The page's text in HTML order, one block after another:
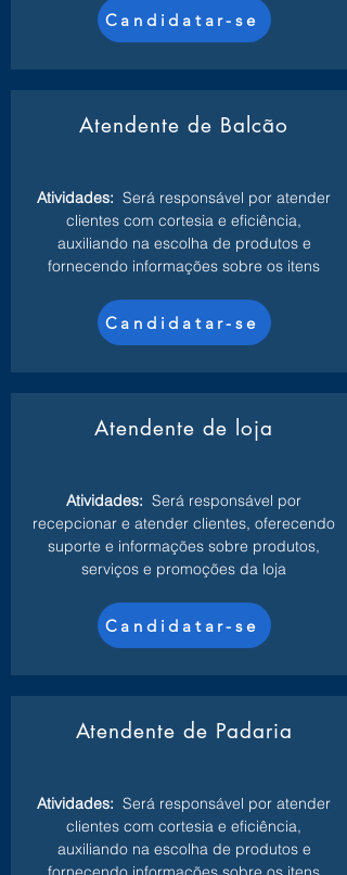
Candidatar-se
Atendente de Balcão
Atividades: Será responsável por atender
clientes com cortesia e eficiência,
auxiliando na escolha de produtos e
fornecendo informações sobre os itens
Candidatar-se
Atendente de loja
Atividades: Será responsável por
recepcionar e atender clientes, oferecendo
suporte e informações sobre produtos,
serviços e promoções da loja
Candidatar-se
Atendente de Padaria
Atividades: Será responsável por atender
clientes com cortesia e eficiência,
auxiliando na escolha de produtos e